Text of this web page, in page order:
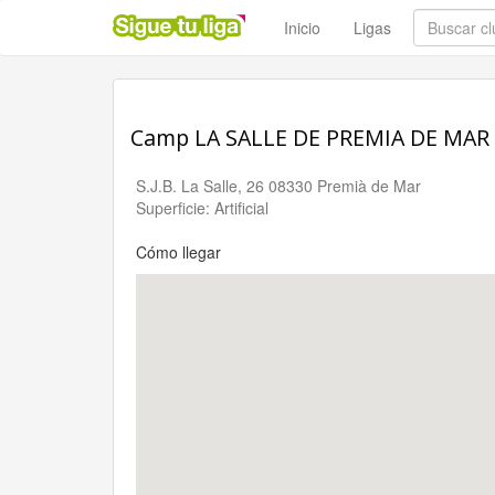
Inicio Ligas
Camp LA SALLE DE PREMIA DE MAR
S.J.B. La Salle, 26 08330 Premià de Mar
Superficie: Artificial
Cómo llegar